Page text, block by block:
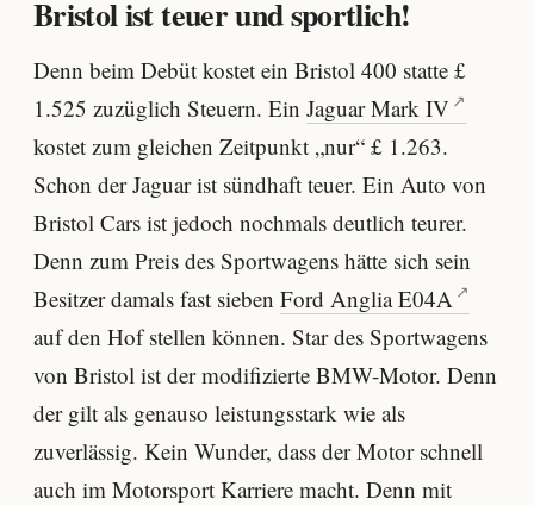
Bristol ist teuer und sportlich!
Denn beim Debüt kostet ein Bristol 400 statte £
1.525 zuzüglich Steuern. Ein Jaguar Mark IV
kostet zum gleichen Zeitpunkt „nur“ £ 1.263.
Schon der Jaguar ist sündhaft teuer. Ein Auto von
Bristol Cars ist jedoch nochmals deutlich teurer.
Denn zum Preis des Sportwagens hätte sich sein
Besitzer damals fast sieben Ford Anglia E04A
auf den Hof stellen können. Star des Sportwagens
von Bristol ist der modifizierte BMW-Motor. Denn
der gilt als genauso leistungsstark wie als
zuverlässig. Kein Wunder, dass der Motor schnell
auch im Motorsport Karriere macht. Denn mit